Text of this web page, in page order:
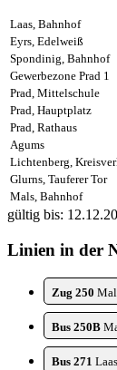
Laas, Bahnhof
Eyrs, Edelweiß
Spondinig, Bahnhof
Gewerbezone Prad 1
Prad, Mittelschule
Prad, Hauptplatz
Prad, Rathaus
Agums
Lichtenberg,
Glurns, Tauferer Tor
Mals, Bahnhof
gültig bis:
Linien in der
Zug 250
Bus 250B
Bus 271 Laas